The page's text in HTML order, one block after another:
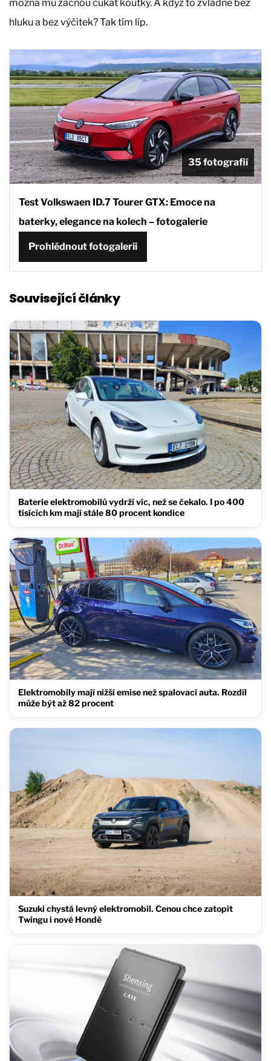
možná mu začnou cukat koutky. A když to zvládne bez
hluku a bez výčitek? Tak tím líp.
35 fotografií
Test Volkswaen ID.7 Tourer GTX: Emoce na
baterky, elegance na kolech – fotogalerie
Prohlédnout fotogalerii
Související články
Baterie elektromobilů vydrží víc, než se čekalo. I po 400
tisících km mají stále 80 procent kondice
Elektromobily mají nižší emise než spalovací auta. Rozdíl
může být až 82 procent
Suzuki chystá levný elektromobil. Cenou chce zatopit
Twingu i nové Hondě